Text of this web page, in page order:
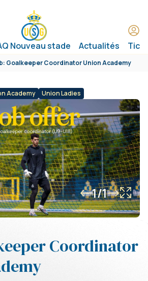
Nouveau stade Actualités
Goalkeeper Coordinator Union Academy
Academy Union Ladies
1/1
Coordinator